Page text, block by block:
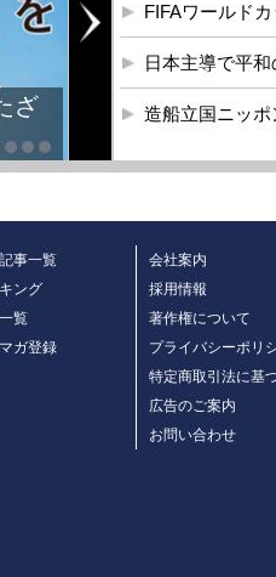
ざ
FIFAワールド
日本主導で平
造船立国ニッポ
事一覧
ング
覧
ガ登録
会社案内
採用情報
著作権について
プライバシーポリ
特定商取引法に基
広告のご案内
お問い合わせ